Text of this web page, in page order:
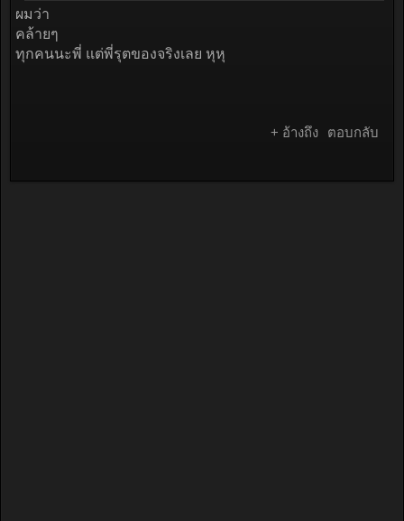
ผมว่า
คล้ายๆ
ทุกคนนะพี่ แต่พี่รุตของจริงเลย หุหุ
+ อ้างถึง ตอบกลับ